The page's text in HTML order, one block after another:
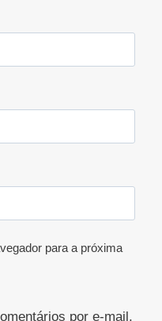
para a próxima
por e-mail.